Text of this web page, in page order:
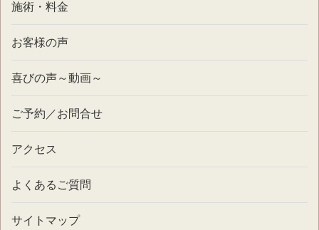
施術・料金
お客様の声
喜びの声～動画～
ご予約／お問合せ
アクセス
よくあるご質問
サイトマップ